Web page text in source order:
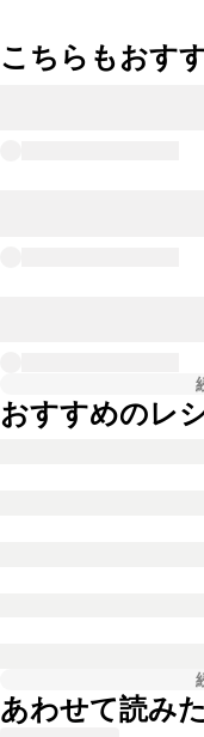
こちらもおす
おすすめのレ
あわせて読み